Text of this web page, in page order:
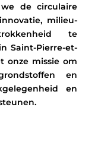
de circulaire
milieu-
te
Saint-Pierre-et-
onze missie om
en
en